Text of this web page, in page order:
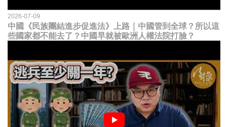
2026-07-09
中國《民族團結進步促進法》上路｜中國管到全球？所以這
些國家都不能去了？中國早就被歐洲人權法院打臉？